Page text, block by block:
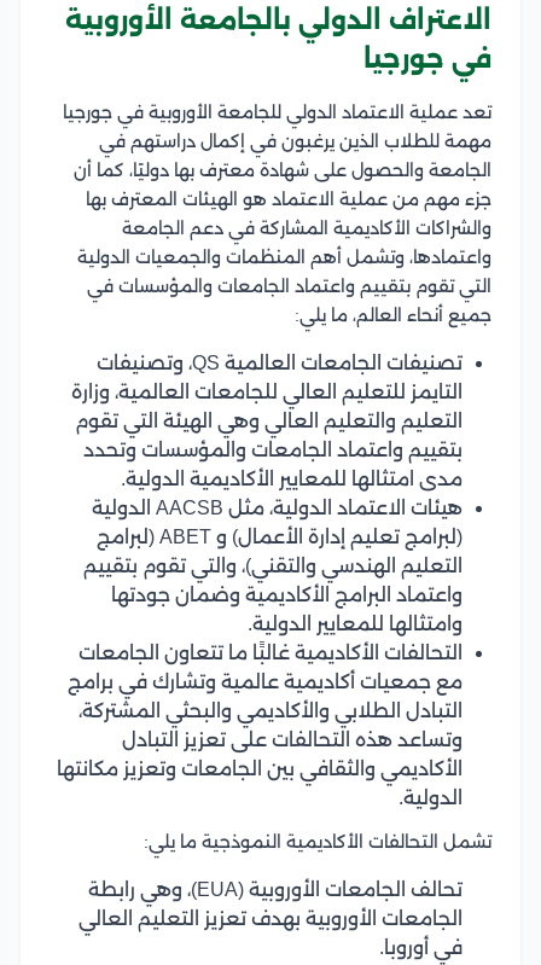
الاعتراف الدولي بالجامعة الأوروبية
في جورجيا
تعد عملية الاعتماد الدولي للجامعة الأوروبية في جورجيا
مهمة للطلاب الذين يرغبون في إكمال دراستهم في
الجامعة والحصول على شهادة معترف بها دوليًا، كما أن
جزء مهم من عملية الاعتماد هو الهيئات المعترف بها
والشراكات الأكاديمية المشاركة في دعم الجامعة
واعتمادها، وتشمل أهم المنظمات والجمعيات الدولية
التي تقوم بتقييم واعتماد الجامعات والمؤسسات في
جميع أنحاء العالم، ما يلي:
تصنيفات الجامعات العالمية QS، وتصنيفات
التايمز للتعليم العالي للجامعات العالمية، وزارة
التعليم والتعليم العالي وهي الهيئة التي تقوم
بتقييم واعتماد الجامعات والمؤسسات وتحدد
مدى امتثالها للمعايير الأكاديمية الدولية.
هيئات الاعتماد الدولية، مثل AACSB الدولية
(لبرامج تعليم إدارة الأعمال) و ABET (لبرامج
التعليم الهندسي والتقني)، والتي تقوم بتقييم
واعتماد البرامج الأكاديمية وضمان جودتها
وامتثالها للمعايير الدولية.
التحالفات الأكاديمية غالبًَا ما تتعاون الجامعات
مع جمعيات أكاديمية عالمية وتشارك في برامج
التبادل الطلابي والأكاديمي والبحثي المشتركة،
وتساعد هذه التحالفات على تعزيز التبادل
الأكاديمي والثقافي بين الجامعات وتعزيز مكانتها
الدولية.
تشمل التحالفات الأكاديمية النموذجية ما يلي:
تحالف الجامعات الأوروبية (EUA)، وهي رابطة
الجامعات الأوروبية بهدف تعزيز التعليم العالي
في أوروبا.